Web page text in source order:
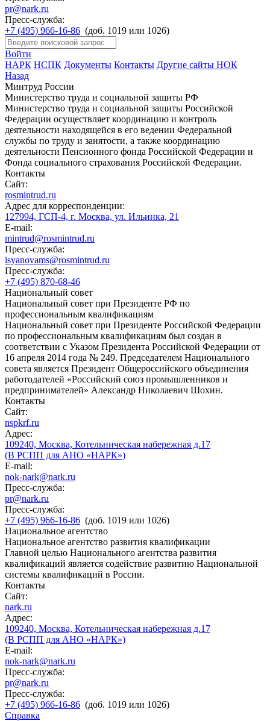
pr@nark.ru
Пресс-служба:
+7 (495) 966-16-86 (доб. 1019 или 1026)
Войти
НАРК НСПК Документы Контакты Другие сайты НОК
Назад
Минтруд России
Министерство труда и социальной защиты РФ
Министерство труда и социальной защиты Российской
Федерации осуществляет координацию и контроль
деятельности находящейся в его ведении Федеральной
службы по труду и занятости, а также координацию
деятельности Пенсионного фонда Российской Федерации и
Фонда социального страхования Российской Федерации.
Контакты
Сайт:
rosmintrud.ru
Адрес для корреспонденции:
127994, ГСП-4, г. Москва, ул. Ильинка, 21
E-mail:
mintrud@rosmintrud.ru
Пресс-служба:
isyanovams@rosmintrud.ru
Пресс-служба:
+7 (495) 870-68-46
Национальный совет
Национальный совет при Президенте РФ по
профессиональным квалификациям
Национальный совет при Президенте Российской Федерации
по профессиональным квалификациям был создан в
соответствии с Указом Президента Российской Федерации от
16 апреля 2014 года № 249. Председателем Национального
совета является Президент Общероссийского объединения
работодателей «Российский союз промышленников и
предпринимателей» Александр Николаевич Шохин.
Контакты
Сайт:
nspkrf.ru
Адрес:
109240, Москва, Котельническая набережная д.17
(В РСПП для АНО «НАРК»)
E-mail:
nok-nark@nark.ru
Пресс-служба:
pr@nark.ru
Пресс-служба:
+7 (495) 966-16-86 (доб. 1019 или 1026)
Национальное агентство
Национальное агентство развития квалификации
Главной целью Национального агентства развития
квалификаций является содействие развитию Национальной
системы квалификаций в России.
Контакты
Сайт:
nark.ru
Адрес:
109240, Москва, Котельническая набережная д.17
(В РСПП для АНО «НАРК»)
E-mail:
nok-nark@nark.ru
Пресс-служба:
pr@nark.ru
Пресс-служба:
+7 (495) 966-16-86 (доб. 1019 или 1026)
Справка